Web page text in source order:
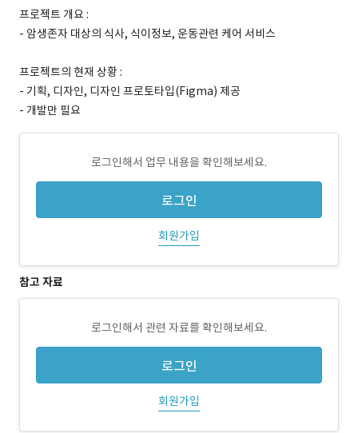
프로젝트 개요 :
- 암생존자 대상의 식사, 식이정보, 운동관련 케어 서비스
프로젝트의 현재 상황 :
- 기획, 디자인, 디자인 프로토타입(Figma) 제공
- 개발만 필요
로그인해서 업무 내용을 확인해보세요.
로그인
회원가입
참고 자료
로그인해서 관련 자료를 확인해보세요.
로그인
회원가입